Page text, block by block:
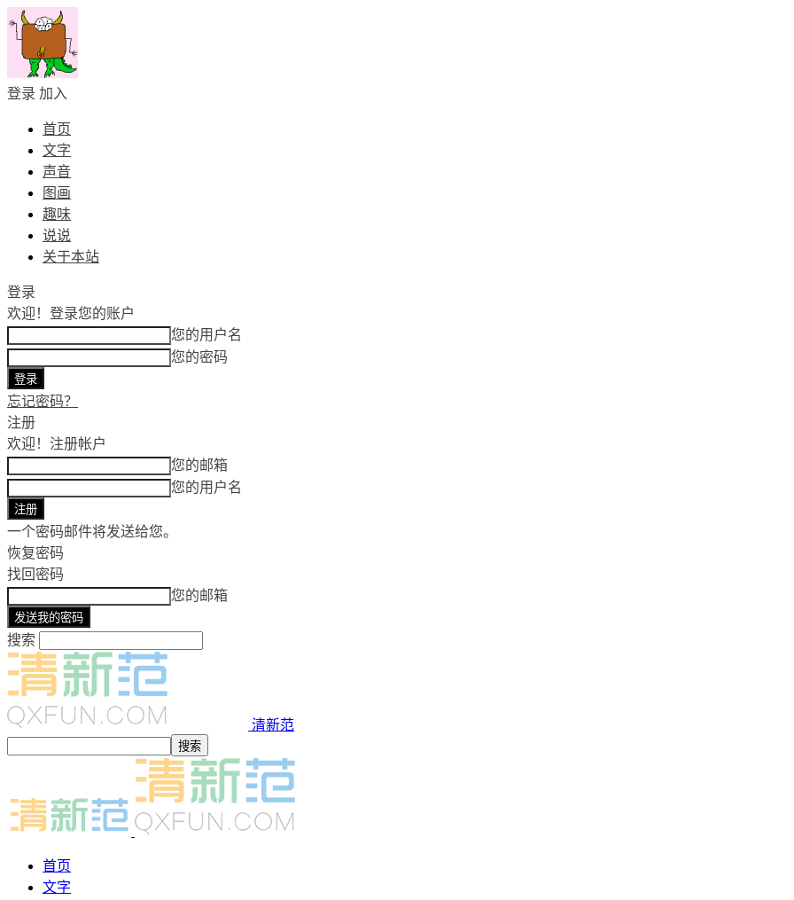
登录 加入
首页
文字
声音
图画
趣味
说说
关于本站
登录
欢迎！ 登录您的账户
您的用户名
您的密码
忘记密码？
注册
欢迎！ 注册帐户
您的邮箱
您的用户名
一个密码邮件将发送给您。
恢复密码
找回密码
您的邮箱
搜索
清新范
首页
文字